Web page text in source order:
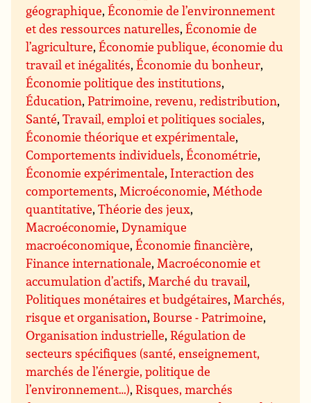
géographique,Économie de l’environnement
et des ressources naturelles,Économie de
l’agriculture,Économie publique, économie du
travail et inégalités,Économie du bonheur,
Économie politique des institutions,
Éducation,Patrimoine, revenu, redistribution,
Santé,Travail, emploi et politiques sociales,
Économie théorique et expérimentale,
Comportements individuels,Économétrie,
Économie expérimentale, Interaction des
comportements, Microéconomie, Méthode
quantitative,Théorie des jeux,
Macroéconomie,Dynamique
macroéconomique,Économie financière,
Finance internationale, Macroéconomie et
accumulation d’actifs, Marché du travail,
Politiques monétaires et budgétaires, Marchés,
risque et organisation, Bourse - Patrimoine,
Organisation industrielle,Régulation de
secteurs spécifiques (santé, enseignement,
marchés de l’énergie, politique de
l’environnement…),Risques, marchés